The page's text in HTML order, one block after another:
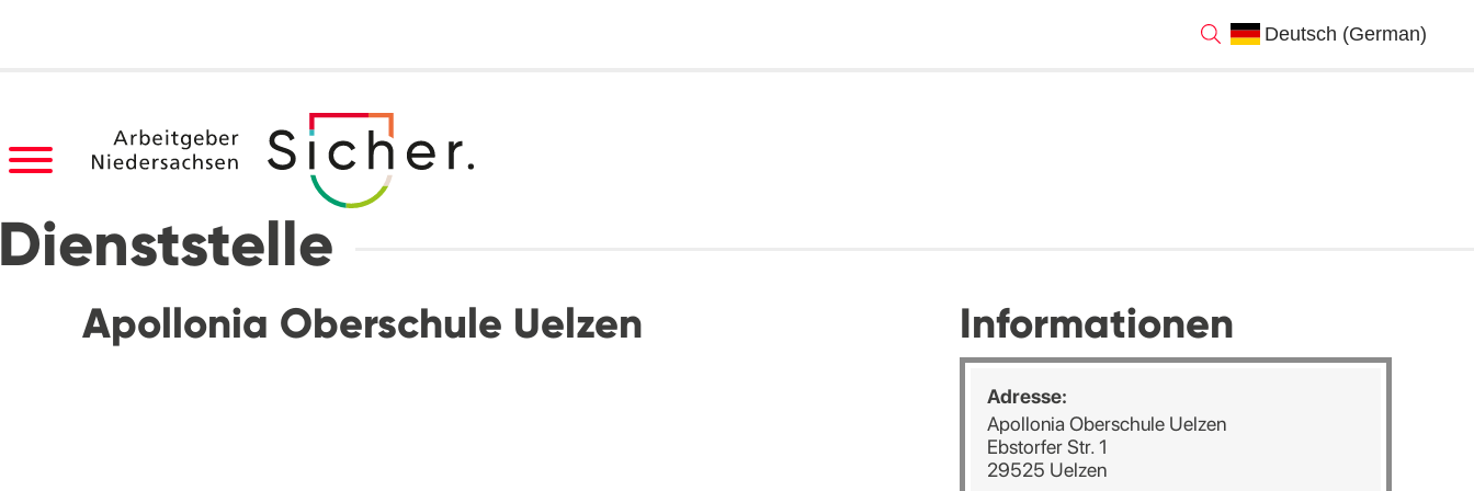
Apollonia Oberschule Uelzen Informationen
Adresse:
Apollonia Oberschule Uelzen
Ebstorfer Str. 1
29525 Uelzen